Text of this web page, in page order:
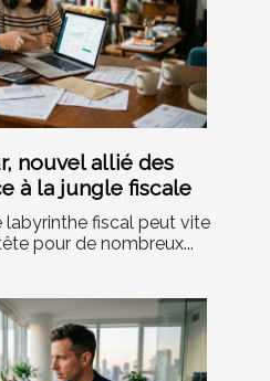
nouvel allié des
à la jungle fiscale
labyrinthe fiscal peut vite
pour de nombreux...